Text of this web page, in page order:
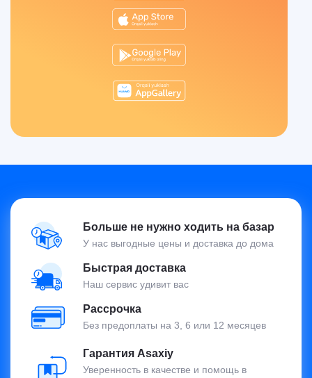
Больше не нужно ходить на базар
У нас выгодные цены и доставка до дома
Быстрая доставка
Наш сервис удивит вас
Рассрочка
Без предоплаты на 3, 6 или 12 месяцев
Гарантия Asaxiy
Уверенность в качестве и помощь в